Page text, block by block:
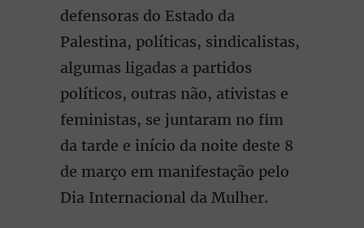
defensoras do Estado da
Palestina, políticas, sindicalistas,
algumas ligadas a partidos
políticos, outras não, ativistas e
feministas, se juntaram no fim
da tarde e início da noite deste 8
de março em manifestação pelo
Dia Internacional da Mulher.